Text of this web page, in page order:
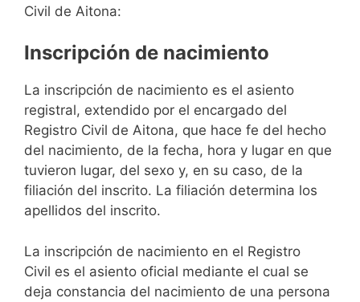
Civil de Aitona:
Inscripción de nacimiento
La inscripción de nacimiento es el asiento
registral, extendido por el encargado del
Registro Civil de Aitona, que hace fe del hecho
del nacimiento, de la fecha, hora y lugar en que
tuvieron lugar, del sexo y, en su caso, de la
filiación del inscrito. La filiación determina los
apellidos del inscrito.
La inscripción de nacimiento en el Registro
Civil es el asiento oficial mediante el cual se
deja constancia del nacimiento de una persona